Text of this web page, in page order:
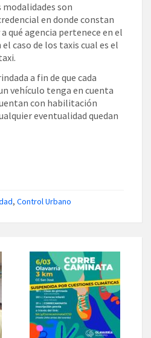
modalidades son
en donde constan
qué agencia pertenece en el
caso de los taxis cual es el
a fin de que cada
vehículo tenga en cuenta
con habilitación
eventualidad quedan
, Control Urbano